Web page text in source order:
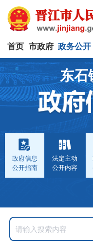
首页 市政府 政务公开
东石
政府信息
公开指南
法定主动
公开内容